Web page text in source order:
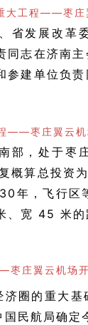
省发展改革
志在济南
建单位负
部，处于枣
概算总投资
年，飞行区
宽 45 米的
圈的重大
民航局确